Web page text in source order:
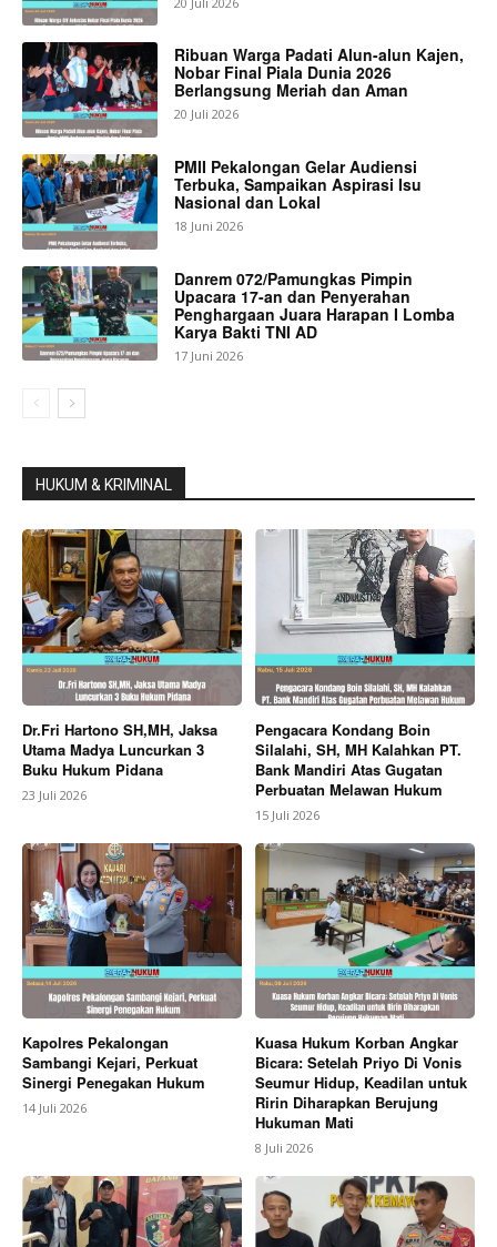
Ribuan Warga Padati Alun-alun Kajen,
Nobar Final Piala Dunia 2026
Berlangsung Meriah dan Aman
20 Juli 2026
PMII Pekalongan Gelar Audiensi
Terbuka, Sampaikan Aspirasi Isu
Nasional dan Lokal
18 Juni 2026
Danrem 072/Pamungkas Pimpin
Upacara 17-an dan Penyerahan
Penghargaan Juara Harapan I Lomba
Karya Bakti TNI AD
17 Juni 2026
HUKUM & KRIMINAL
Dr.Fri Hartono SH,MH, Jaksa
Utama Madya Luncurkan 3
Buku Hukum Pidana
23 Juli 2026
Pengacara Kondang Boin
Silalahi, SH, MH Kalahkan PT.
Bank Mandiri Atas Gugatan
Perbuatan Melawan Hukum
15 Juli 2026
Kapolres Pekalongan
Sambangi Kejari, Perkuat
Sinergi Penegakan Hukum
14 Juli 2026
Kuasa Hukum Korban Angkar
Bicara: Setelah Priyo Di Vonis
Seumur Hidup, Keadilan untuk
Ririn Diharapkan Berujung
Hukuman Mati
8 Juli 2026